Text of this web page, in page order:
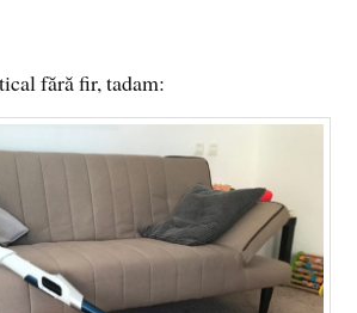
fără fir, tadam: